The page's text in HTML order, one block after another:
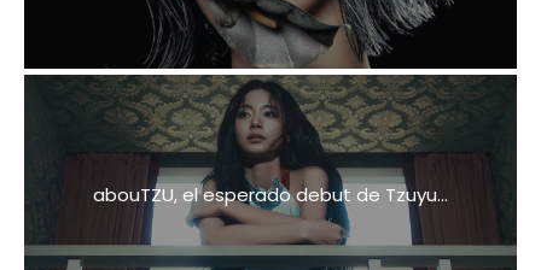
abouTZU, el esperado debut de Tzuyu...